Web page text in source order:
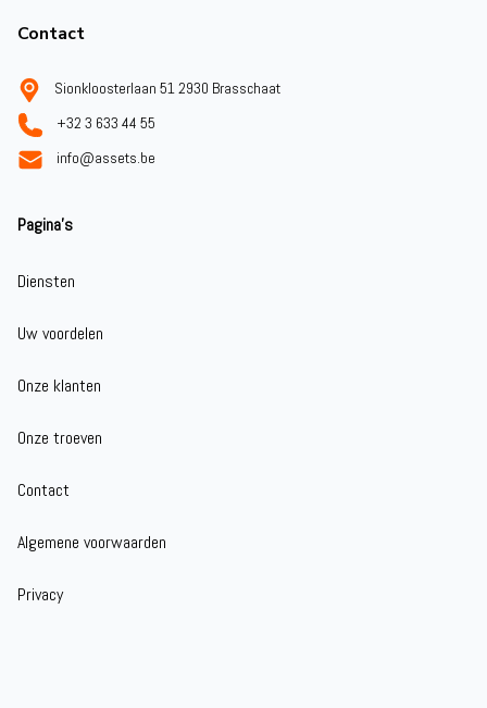
Contact
Sionkloosterlaan 51 2930 Brasschaat
+32 3 633 44 55
info@assets.be
Pagina's
Diensten
Uw voordelen
Onze klanten
Onze troeven
Contact
Algemene voorwaarden
Privacy